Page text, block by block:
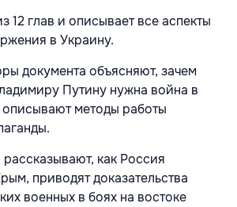
12 глав и описывает все аспекты
в Украину.
документа объясняют, зачем
Путину нужна война в
методы работы
как Россия
приводят доказательства
военных в боях на востоке